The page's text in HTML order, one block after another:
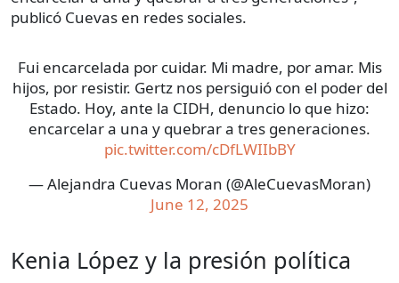
publicó Cuevas en redes sociales.
Fui encarcelada por cuidar. Mi madre, por amar. Mis
hijos, por resistir. Gertz nos persiguió con el poder del
Estado. Hoy, ante la CIDH, denuncio lo que hizo:
encarcelar a una y quebrar a tres generaciones.
pic.twitter.com/cDfLWIIbBY
— Alejandra Cuevas Moran (@AleCuevasMoran)
June 12, 2025
Kenia López y la presión política